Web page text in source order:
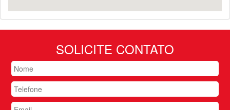
SOLICITE CONTATO